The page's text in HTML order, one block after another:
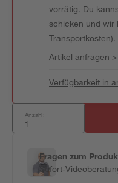
vorrätig. Du
schicken und wir
Transportkosten).
Artikel anfragen >
Verfügbarkeit in
Anzahl:
Fragen zum
Sofort-